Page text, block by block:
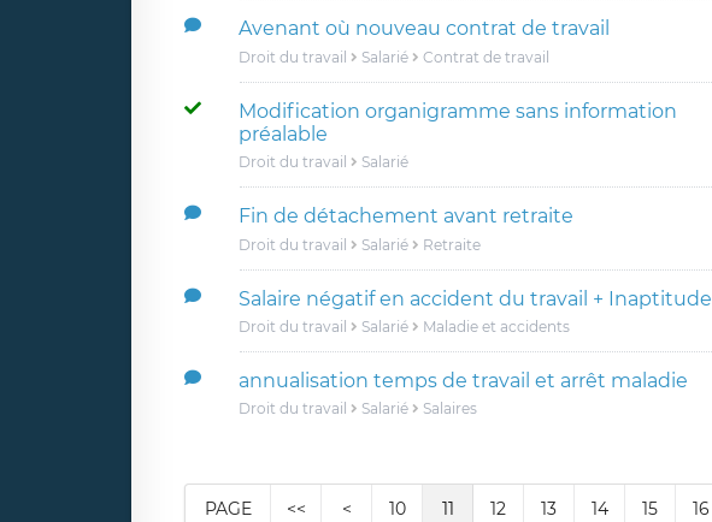
Avenant où nouveau contrat de travail
Droit du travail Salarié Contrat de travail
Modification organigramme sans information
préalable
Droit du travail Salarié
Fin de détachement avant retraite
Droit du travail Salarié Retraite
Salaire négatif en accident du travail + Inaptitude
Droit du travail Salarié Maladie et accidents
annualisation temps de travail et arrêt maladie
Droit du travail Salarié Salaires
PAGE << < 10 11 12 13 14 15 16